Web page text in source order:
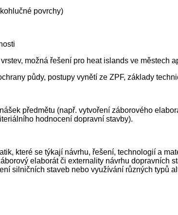
povrchy)
možná řešení pro heat islands ve městech
půdy, postupy vynětí ze ZPF, základy
předmětu (např. vytvoření záborového
hodnocení dopravní stavby).
které se týkají návrhu, řešení, technologií a
elaborát či externality návrhu dopravních
silničních staveb nebo využívání různých typů